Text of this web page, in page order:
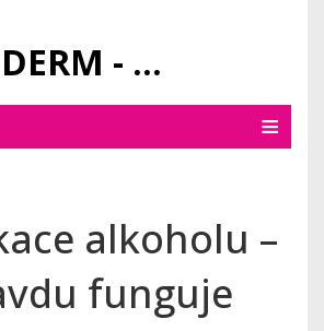
REVIZEDERM - PÉČE O KŮŽI A KOSMETIKA
alkoholu –
funguje